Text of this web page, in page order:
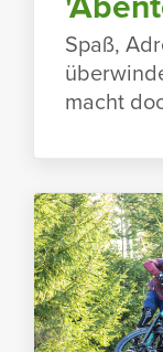
Spaß,
macht